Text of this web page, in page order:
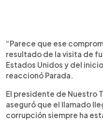
“Parece que ese
resultado de la visita de
Estados Unidos y del
reaccionó Parada.
El presidente de Nuestro
aseguró que el llamado
corrupción siempre ha